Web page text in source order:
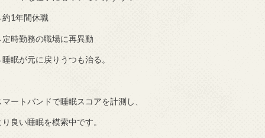
1年間休職
時勤務の職場に再異動
眠が元に戻りうつも治る。
マートバンドで睡眠スコアを計測し、
り良い睡眠を模索中です。